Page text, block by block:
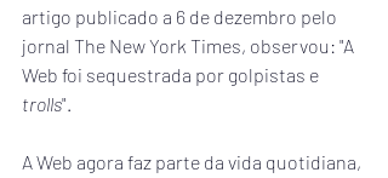
artigo publicado a 6 de dezembro pelo
jornal The New York Times, observou: "A
Web foi sequestrada por golpistas e
trolls".
A Web agora faz parte da vida quotidiana,